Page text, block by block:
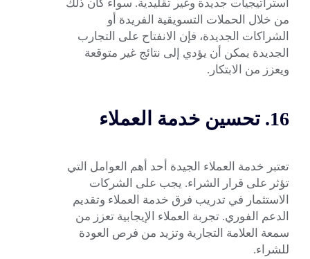
استراتيجيات جديدة وغير تقليدية. سواء كان ذلك
من خلال الحملات التسويقية الفريدة أو
الشراكات الجديدة، فإن الانفتاح على التجارب
الجديدة يمكن أن يؤدي إلى نتائج غير متوقعة
ويعزز من الابتكار.
16. تحسين خدمة العملاء
تعتبر خدمة العملاء الجيدة أحد أهم العوامل التي
تؤثر على قرار الشراء. يجب على الشركات
الاستثمار في تدريب فرق خدمة العملاء وتقديم
الدعم الفوري. تجربة العملاء الإيجابية تعزز من
سمعة العلامة التجارية وتزيد من فرص العودة
للشراء.